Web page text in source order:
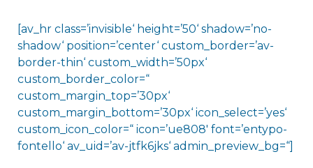
[av_hr class=’invisible‘ height=’50‘ shadow=’no-
shadow‘ position=’center‘ custom_border=’av-
border-thin‘ custom_width=’50px‘
custom_border_color=“
custom_margin_top=’30px‘
custom_margin_bottom=’30px‘ icon_select=’yes‘
custom_icon_color=“ icon=’ue808′ font=’entypo-
fontello‘ av_uid=’av-jtfk6jks‘ admin_preview_bg=“]